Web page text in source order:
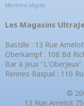
Mentions Légales
Les Magasins
Bastille : 13 Rue
Oberkampf : 108 Bd
Bar à Jeux
Rennes-Raspail : 110
©
13 Rue Amelot